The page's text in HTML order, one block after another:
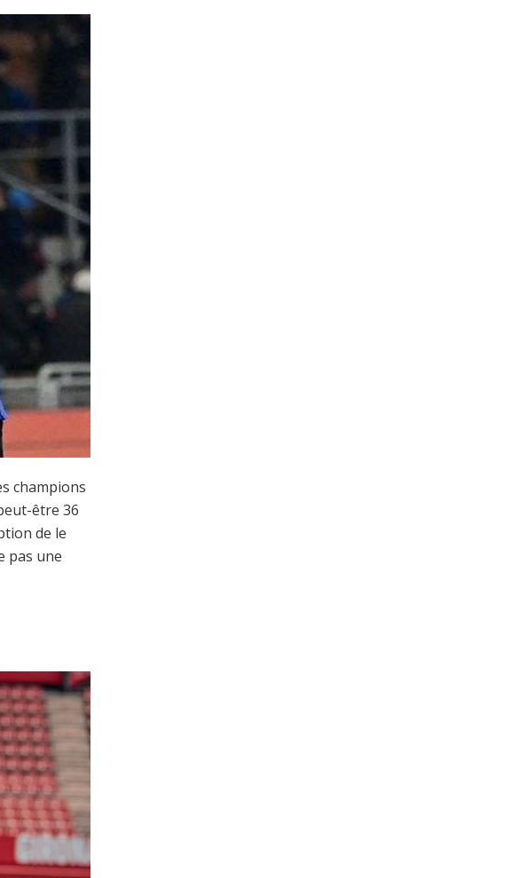
champions
être 36
de le
pas une